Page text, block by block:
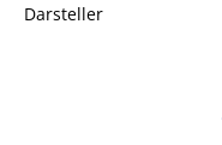
Darsteller